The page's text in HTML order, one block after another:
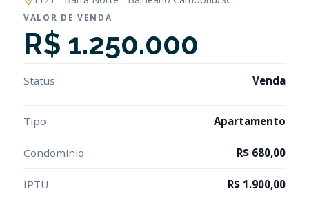
VALOR DE VENDA
R$ 1.250.000
Status Venda
Tipo Apartamento
Condomínio R$ 680,00
IPTU R$ 1.900,00